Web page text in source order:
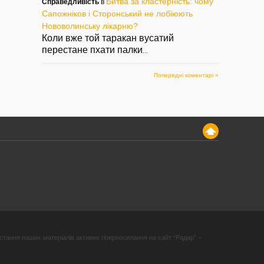
Справедливість в
Сапожніков і Сторонський не лобіюють
Нововолинську лікарню?
Коли вже той таракан вусатий
перестане пхати палки
Попередні коментарі »
наших матеріалів активне гіперпосилання на сайт “Радар” –